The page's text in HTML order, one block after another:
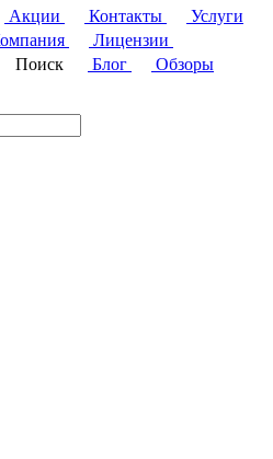
Акции Контакты
Услуги
Лицензии
Поиск Блог
Обзоры